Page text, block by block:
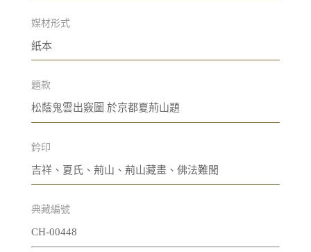
媒材形式
紙本
題款
松蔭鬼雲出竅圖 於京都夏荊山題
鈐印
吉祥、夏氏、荊山、荊山藏畫、佛法難聞
典藏編號
CH-00448